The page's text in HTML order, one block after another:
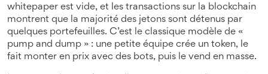
whitepaper est vide, et les transactions sur la blockchain
montrent que la majorité des jetons sont détenus par
quelques portefeuilles. C’est le classique modèle de «
pump and dump » : une petite équipe crée un token, le
fait monter en prix avec des bots, puis le vend en masse.